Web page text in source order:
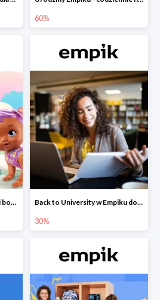
60%
My Garden Baby - nowe lalki bobaski w Empiku do -15% Back to University w Empiku do -30%
30%